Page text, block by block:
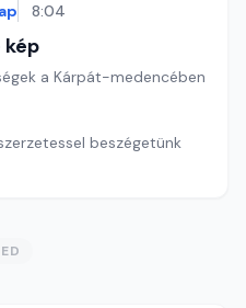
8:04
a Kárpát-medencében
beszégetünk